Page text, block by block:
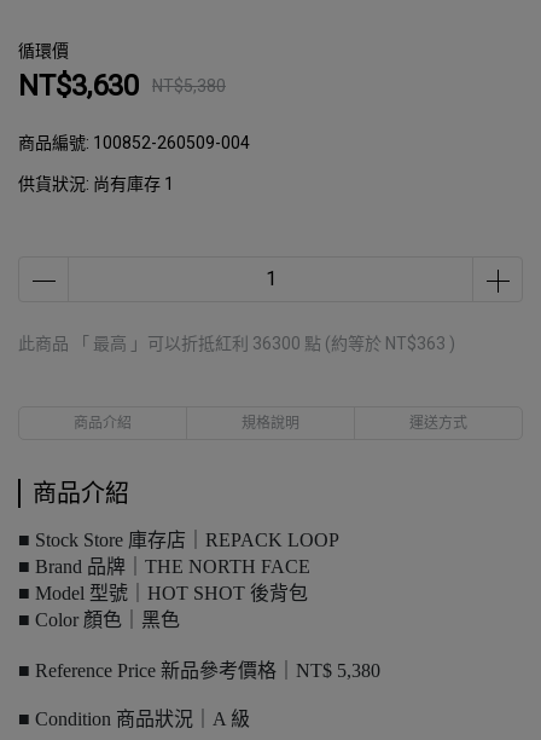
循環價
NT$3,630 NT$5,380
商品編號: 100852-260509-004
供貨狀況: 尚有庫存 1
此商品 「 最高 」可以折抵紅利 36300 點 (約等於 NT$363 )
商品介紹 規格說明 運送方式
商品介紹
■ Stock Store 庫存店｜REPACK LOOP
■ Brand 品牌｜THE NORTH FACE
■ Model 型號｜HOT SHOT 後背包
■ Color 顏色｜黑色
■ Reference Price 新品參考價格｜NT$ 5,380
■ Condition 商品狀況｜A 級